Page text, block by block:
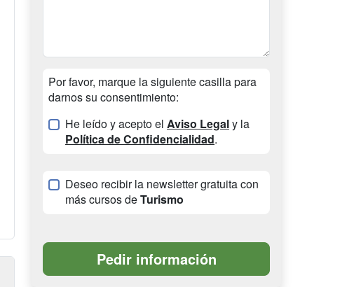
Por favor, marque la siguiente casilla para
darnos su consentimiento:
He leído y acepto el Aviso Legaly la
Política de Confidencialidad.
Deseo recibir la newsletter gratuita con
más cursos deTurismo